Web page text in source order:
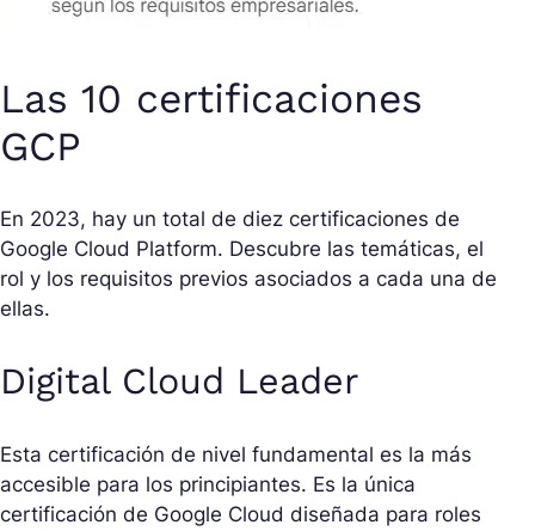
Las 10 certificaciones
GCP
En 2023, hay un total de diez certificaciones de
Google Cloud Platform. Descubre las temáticas, el
rol y los requisitos previos asociados a cada una de
ellas.
Digital Cloud Leader
Esta certificación de nivel fundamental es la más
accesible para los principiantes. Es la única
certificación de Google Cloud diseñada para roles